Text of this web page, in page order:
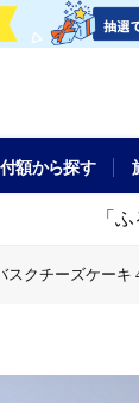
額から探す
「
スクチーズケーキ